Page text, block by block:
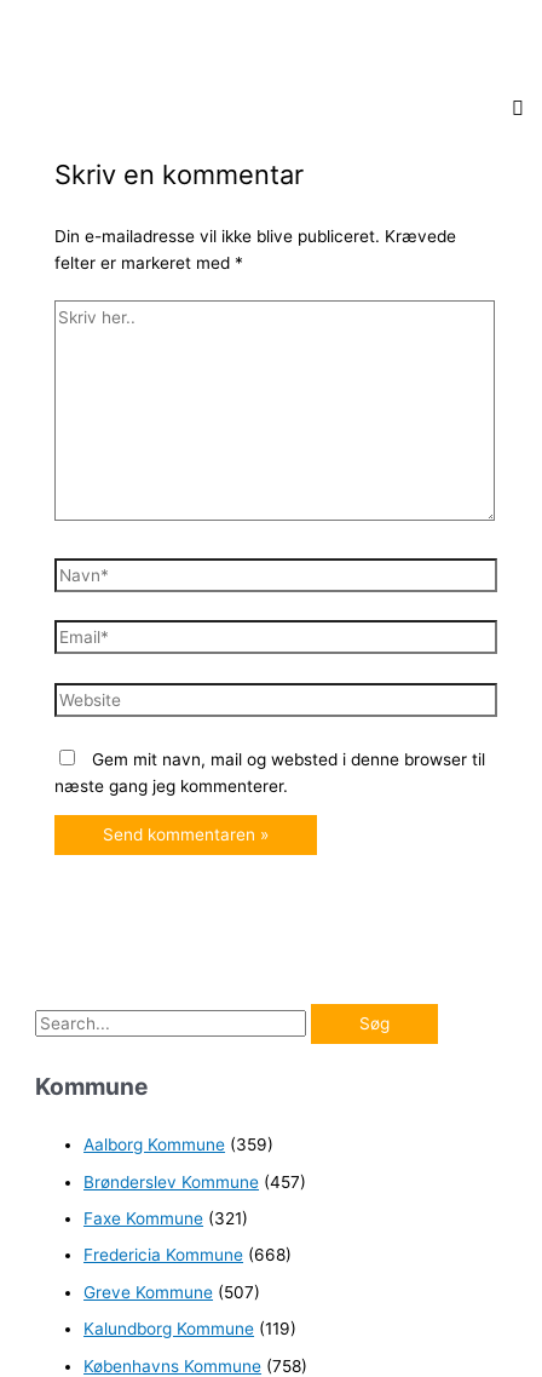
Skriv en kommentar
Din e-mailadresse vil ikke blive publiceret. Krævede
felter er markeret med *
Skriv
Navn*
Email*
Website
Gem mit navn, mail og websted i denne browser til
næste gang jeg kommenterer.
S
g
Kommune
Aalborg Kommune (359)
Brønderslev Kommune (457)
Faxe Kommune (321)
Fredericia Kommune (668)
Greve Kommune (507)
Kalundborg Kommune (119)
Københavns Kommune (758)